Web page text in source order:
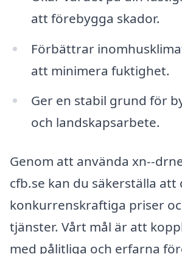
att förebygga skador.
Förbättrar
att minimera fuktighet.
Ger en stabil grund för
och landskapsarbete.
Genom att använda xn--
cfb.se kan du säkerställa att
konkurrenskraftiga priser
tjänster. Vårt mål är att
med pålitliga och erfarna